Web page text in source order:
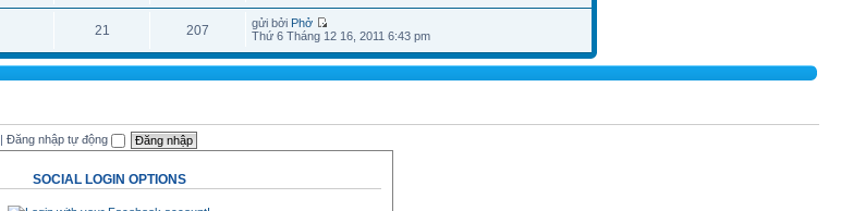
21 207 gửi bởi Phở
Thứ 6 Tháng 12 16, 2011 6:43 pm
|Đăng nhập tự động
SOCIAL LOGIN OPTIONS